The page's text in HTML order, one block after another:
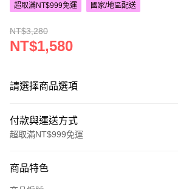
超取滿NT$999免運 國家/地區配送
NT$3,280
NT$1,580
請選擇商品選項
付款與運送方式
超取滿NT$999免運
信用卡一次付款
商品特色